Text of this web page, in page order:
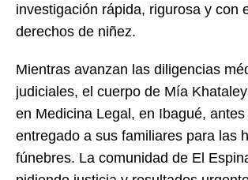
investigación rápida, rigurosa y con
derechos de niñez.
Mientras avanzan las diligencias
judiciales, el cuerpo de Mía
en Medicina Legal, en Ibagué,
entregado a sus familiares para las
fúnebres. La comunidad de El